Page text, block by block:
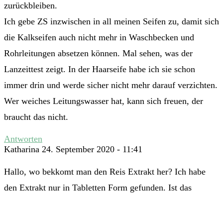
zurückbleiben.
Ich gebe ZS inzwischen in all meinen Seifen zu, damit sich
die Kalkseifen auch nicht mehr in Waschbecken und
Rohrleitungen absetzen können. Mal sehen, was der
Lanzeittest zeigt. In der Haarseife habe ich sie schon
immer drin und werde sicher nicht mehr darauf verzichten.
Wer weiches Leitungswasser hat, kann sich freuen, der
braucht das nicht.
Antworten
Katharina 24. September 2020 - 11:41
Hallo, wo bekkomt man den Reis Extrakt her? Ich habe
den Extrakt nur in Tabletten Form gefunden. Ist das